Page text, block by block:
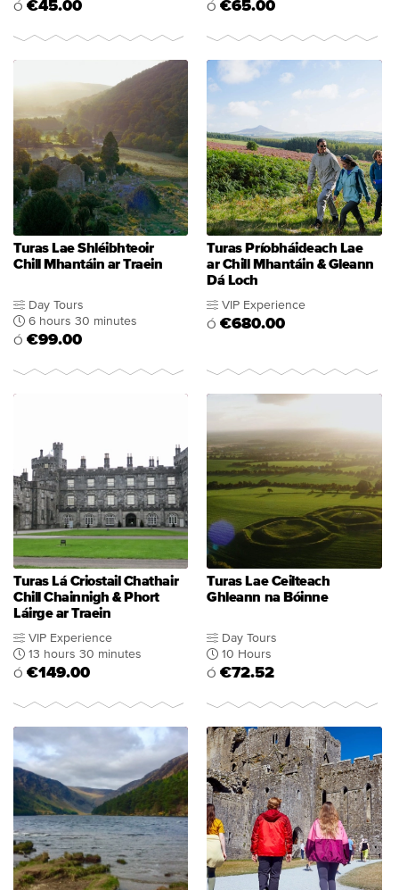
Ó €45.00 Ó €65.00
Turas Lae Shléibhteoir
Chill Mhantáin ar Traein
Day Tours
6 hours 30 minutes
Ó €99.00
Turas Príobháideach Lae
ar Chill Mhantáin & Gleann
Dá Loch
VIP Experience
Ó €680.00
Turas Lá Criostail Chathair
Chill Chainnigh & Phort
Láirge ar Traein
VIP Experience
13 hours 30 minutes
Ó €149.00
Turas Lae Ceilteach
Ghleann na Bóinne
Day Tours
10 Hours
Ó €72.52